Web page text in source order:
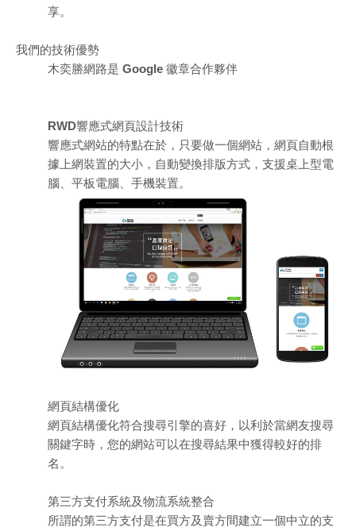
享。
我們的技術優勢
木奕勝網路是 Google 徽章合作夥伴
RWD響應式網頁設計技術
響應式網站的特點在於，只要做一個網站，網頁自動根
據上網裝置的大小，自動變換排版方式，支援桌上型電
腦、平板電腦、手機裝置。
網頁結構優化
網頁結構優化符合搜尋引擎的喜好，以利於當網友搜尋
關鍵字時，您的網站可以在搜尋結果中獲得較好的排
名。
第三方支付系統及物流系統整合
所謂的第三方支付是在買方及賣方間建立一個中立的支